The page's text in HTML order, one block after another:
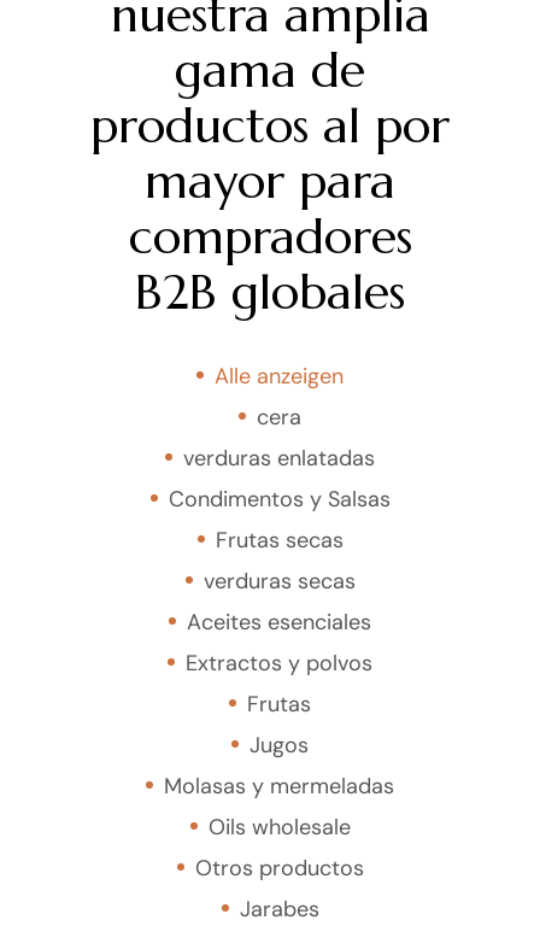
nuestra amplia
gama de
productos al por
mayor para
compradores
B2B globales
Alle anzeigen
cera
verduras enlatadas
Condimentos y Salsas
Frutas secas
verduras secas
Aceites esenciales
Extractos y polvos
Frutas
Jugos
Molasas y mermeladas
Oils wholesale
Otros productos
Jarabes